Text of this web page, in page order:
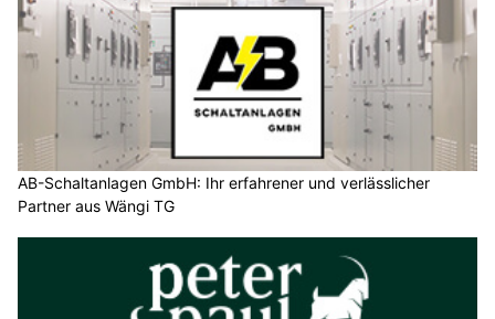
AB-Schaltanlagen GmbH: Ihr erfahrener und verlässlicher
Partner aus Wängi TG